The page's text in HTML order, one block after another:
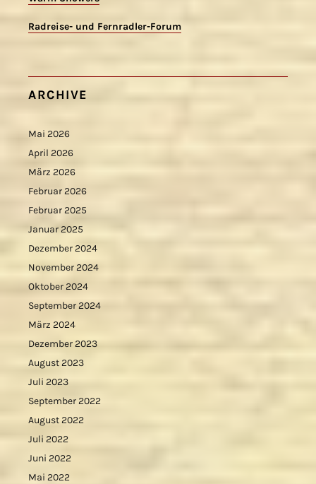
Radreise- und Fernradler-Forum
ARCHIVE
Mai 2026
April 2026
März 2026
Februar 2026
Februar 2025
Januar 2025
Dezember 2024
November 2024
Oktober 2024
September 2024
März 2024
Dezember 2023
August 2023
Juli 2023
September 2022
August 2022
Juli 2022
Juni 2022
Mai 2022